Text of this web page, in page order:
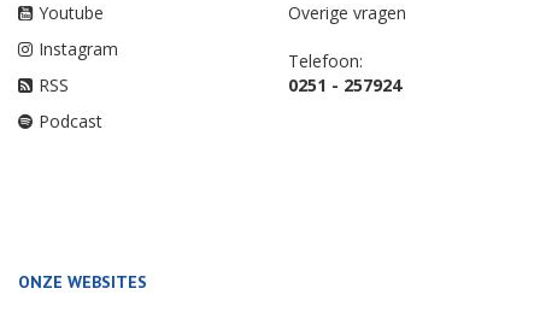
Youtube
Instagram
RSS
Podcast
Overige vragen
Telefoon:
0251 - 257924
ONZE WEBSITES